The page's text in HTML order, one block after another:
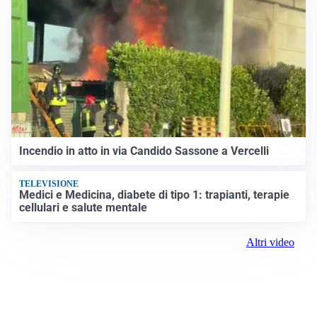
Incendio in atto in via Candido Sassone a Vercelli
TELEVISIONE
Medici e Medicina, diabete di tipo 1: trapianti, terapie
cellulari e salute mentale
Altri video